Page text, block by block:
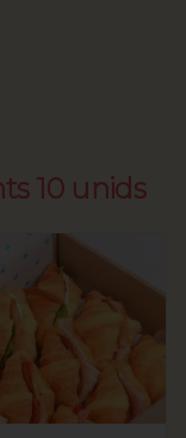
10 unids